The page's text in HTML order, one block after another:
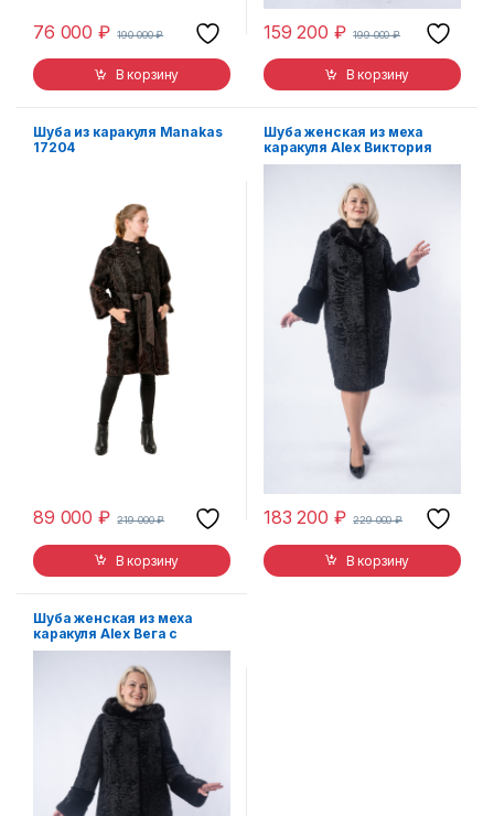
76 000₽ 190 000₽
В корзину
159 200 ₽ 199 000₽
В корзину
Шуба из каракуля Manakas
17204
89 000₽ 219 000₽
В корзину
Шуба женская из меха
каракуля Alex Виктория
183 200 ₽ 229 000₽
В корзину
Шуба женская из меха
каракуля Alex Вега с
капюшоном